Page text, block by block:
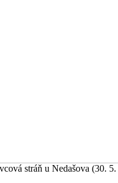
stráň u Nedašova (30.